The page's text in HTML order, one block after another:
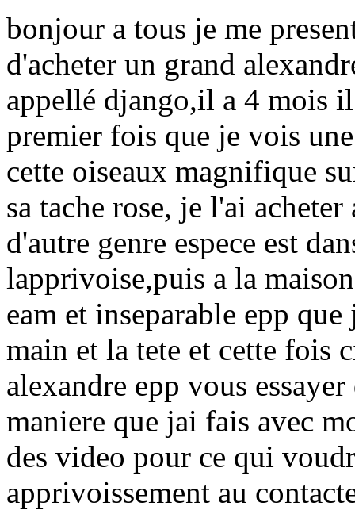
bonjour a tous je me
d'acheter un grand
appellé django,il a 4 mois
premier fois que je vois
cette oiseaux magnifique
sa tache rose, je l'ai
d'autre genre espece est
lapprivoise,puis a la
eam et inseparable epp
main et la tete et cette fois
alexandre epp vous
maniere que jai fais avec
des video pour ce qui
apprivoissement au